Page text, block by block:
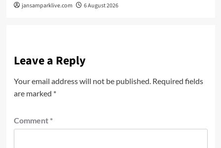
jansamparklive.com 6 August 2026
Leave a Reply
Your email address will not be published. Required fields
are marked *
Comment *